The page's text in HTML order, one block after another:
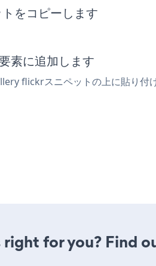
をコピーします
素に追加します
flickrスニペットの上に貼り
for you? Find